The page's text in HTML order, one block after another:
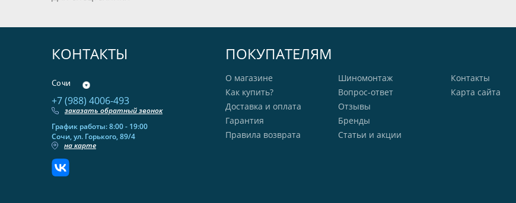
КОНТАКТЫ
Сочи
+7 (988) 4006-493
заказать обратный звонок
График работы: 8:00 - 19:00
Сочи, ул. Горького, 89/4
на карте
ПОКУПАТЕЛЯМ
О магазине
Как купить?
Доставка и оплата
Гарантия
Правила возврата
Шиномонтаж
Вопрос-ответ
Отзывы
Бренды
Статьи и акции
Контакты
Карта сайта